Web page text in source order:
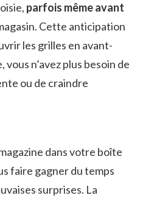
parfois même avant
Cette anticipation
les grilles en avant-
n’avez plus besoin de
ou de craindre
dans votre boîte
faire gagner du temps
surprises. La